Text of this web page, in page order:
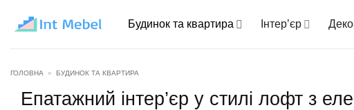
Будинок та квартира
Інтер’єр
ГОЛОВНА » БУДИНОК ТА КВАРТИРА
Епатажний інтер’єр у стилі лофт з